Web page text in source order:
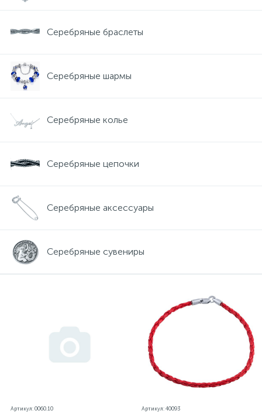
Серебряные браслеты
Серебряные шармы
Серебряные колье
Серебряные цепочки
Серебряные аксессуары
Серебряные сувениры
Артикул: 0060.10 Артикул: 40093
Серебряные колье
Золотые серьги
Золотые цепи